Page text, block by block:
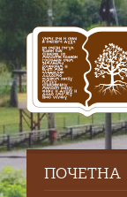
Skip
content
Skip
left
sidebar
Skip
footer
ПOЧЕТНА